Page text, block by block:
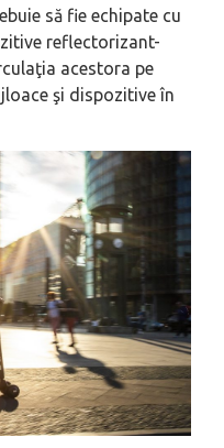
să fie echipate cu
reflectorizant-
acestora pe
şi dispozitive în